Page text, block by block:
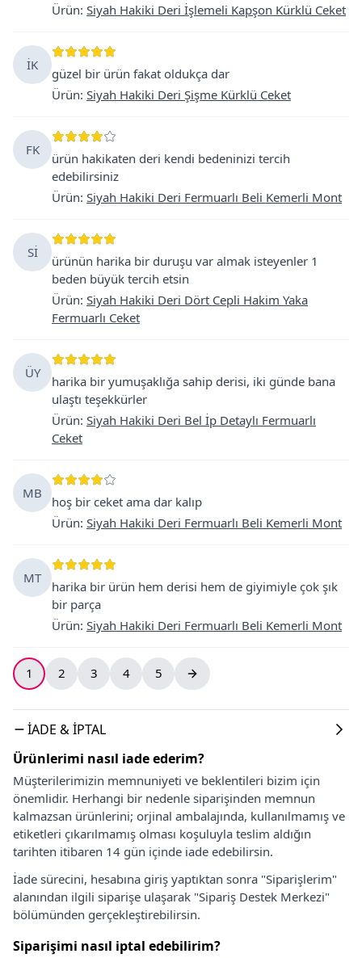
Ürün: Siyah Hakiki Deri İşlemeli Kapşon Kürklü Ceket
İK
güzel bir ürün fakat oldukça dar
Ürün: Siyah Hakiki Deri Şişme Kürklü Ceket
FK
ürün hakikaten deri kendi bedeninizi tercih
edebilirsiniz
Ürün: Siyah Hakiki Deri Fermuarlı Beli Kemerli Mont
Sİ
ürünün harika bir duruşu var almak isteyenler 1
beden büyük tercih etsin
Ürün: Siyah Hakiki Deri Dört Cepli Hakim Yaka
Fermuarlı Ceket
ÜY
harika bir yumuşaklığa sahip derisi, iki günde bana
ulaştı teşekkürler
Ürün: Siyah Hakiki Deri Bel İp Detaylı Fermuarlı
Ceket
MB
hoş bir ceket ama dar kalıp
Ürün: Siyah Hakiki Deri Fermuarlı Beli Kemerli Mont
MT
harika bir ürün hem derisi hem de giyimiyle çok şık
bir parça
Ürün: Siyah Hakiki Deri Fermuarlı Beli Kemerli Mont
1 2 3 4 5
İADE & İPTAL
Ürünlerimi nasıl iade ederim?
Müşterilerimizin memnuniyeti ve beklentileri bizim için
önemlidir. Herhangi bir nedenle siparişinden memnun
kalmazsan ürünlerini; orjinal ambalajında, kullanılmamış ve
etiketleri çıkarılmamış olması koşuluyla teslim aldığın
tarihten itibaren 14 gün içinde iade edebilirsin.
İade sürecini, hesabına giriş yaptıktan sonra "Siparişlerim"
alanından ilgili siparişe ulaşarak "Sipariş Destek Merkezi"
bölümünden gerçekleştirebilirsin.
Siparişimi nasıl iptal edebilirim?